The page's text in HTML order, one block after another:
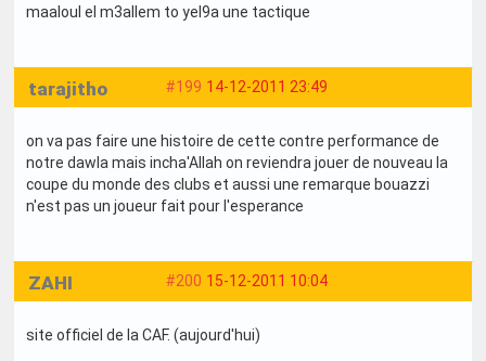
maaloul el m3allem to yel9a une tactique
#199 14-12-2011 23:49
tarajitho
on va pas faire une histoire de cette contre performance de
notre dawla mais incha'Allah on reviendra jouer de nouveau la
coupe du monde des clubs et aussi une remarque bouazzi
n'est pas un joueur fait pour l'esperance
#200 15-12-2011 10:04
ZAHI
site officiel de la CAF. (aujourd'hui)